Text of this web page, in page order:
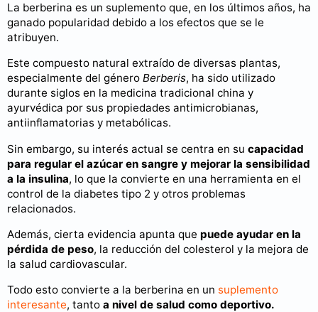
La berberina es un suplemento que, en los últimos años, ha
ganado popularidad debido a los efectos que se le
atribuyen.
Este compuesto natural extraído de diversas plantas,
especialmente del género Berberis, ha sido utilizado
durante siglos en la medicina tradicional china y
ayurvédica por sus propiedades antimicrobianas,
antiinflamatorias y metabólicas.
Sin embargo, su interés actual se centra en su capacidad
para regular el azúcar en sangre y mejorar la sensibilidad
a la insulina, lo que la convierte en una herramienta en el
control de la diabetes tipo 2 y otros problemas
relacionados.
Además, cierta evidencia apunta que puede ayudar en la
pérdida de peso, la reducción del colesterol y la mejora de
la salud cardiovascular.
Todo esto convierte a la berberina en un suplemento
interesante, tanto a nivel de salud como deportivo.